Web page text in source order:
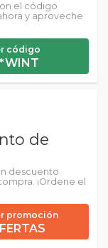
el código
y aproveche
código
de
descuento
¡Ordene el
promoción